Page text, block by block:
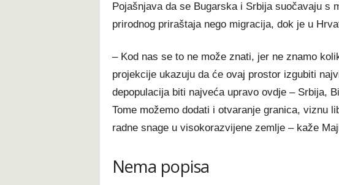
Pojašnjava da se Bugarska i Srbija suočavaju s
prirodnog priraštaja nego migracija, dok je u
– Kod nas se to ne može znati, jer ne znamo
projekcije ukazuju da će ovaj prostor izgubiti
depopulacija biti najveća upravo ovdje – Srbija,
Tome možemo dodati i otvaranje granica, viznu
radne snage u visokorazvijene zemlje – kaže
Nema popisa